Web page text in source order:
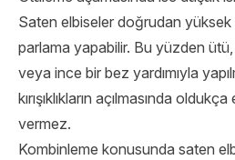
Saten elbiseler doğrudan yüksek
parlama yapabilir. Bu yüzden
veya ince bir bez yardımıyla
kırışıklıkların açılmasında
vermez.
Kombinleme konusunda saten